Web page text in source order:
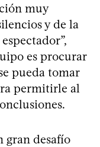
muy
y de la
es procurar
pueda tomar
permitirle al
gran desafío